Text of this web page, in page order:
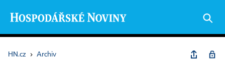
HN.cz › Archiv